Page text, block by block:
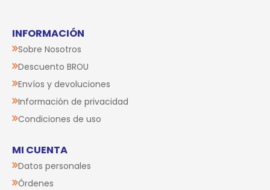
INFORMACIÓN
Sobre Nosotros
Descuento BROU
Envíos y devoluciones
Información de privacidad
Condiciones de uso
MI CUENTA
Datos personales
Órdenes